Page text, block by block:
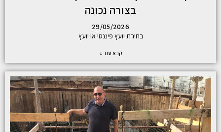
בצורה נכונה
29/05/2026
בחירת יועץ פיננסי או יועץ
קרא עוד »